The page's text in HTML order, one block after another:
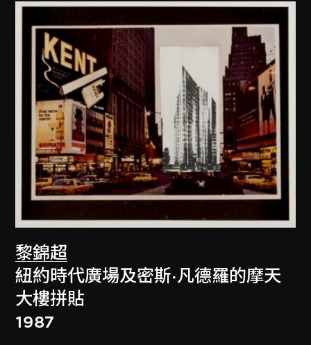
黎錦超
紐約時代廣場及密斯·凡德羅的摩天
大樓拼貼
1987